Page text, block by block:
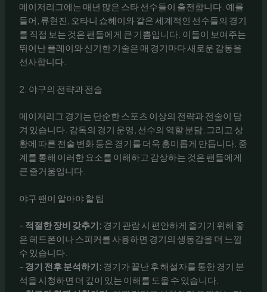
메이저리그에는 매년 많은 스타 선수들이 출전합니다. 예를
들어, 류현진, 오타니 쇼헤이와 같은 세계적인 선수들의 경기
를 직접 보는 것은 팬들에게 큰 기쁨입니다. 이들이 보여주는
뛰어난 플레이와 신기한 기술은 매 경기마다 새로운 감동을
선사합니다.
2. 야구의 전략과 전술
메이저리그 경기는 단순한 스포츠 이상의 전략과 전술이 담
겨 있습니다. 감독의 경기 운영, 선수의 역할 분담, 그리고 상
황에 따른 전술 변화 등은 경기를 더욱 흥미롭게 만듭니다. 중
계를 통해 이러한 요소를 이해하고 감상하는 것은 팬들에게
큰 즐거움입니다.
야구 팬이 알아야 할 팁
– 적절한 장비 갖추기: 경기 관람 시 편안하게 즐기기 위해 좋
은 헤드폰이나 스피커를 사용하면 경기의 생동감을 더 느낄
수 있습니다.
– 경기 전후 분석하기: 경기가 끝난 후 해설자를 통한 경기 분
석을 시청하면 더 깊이 있는 이해를 도울 수 있습니다.